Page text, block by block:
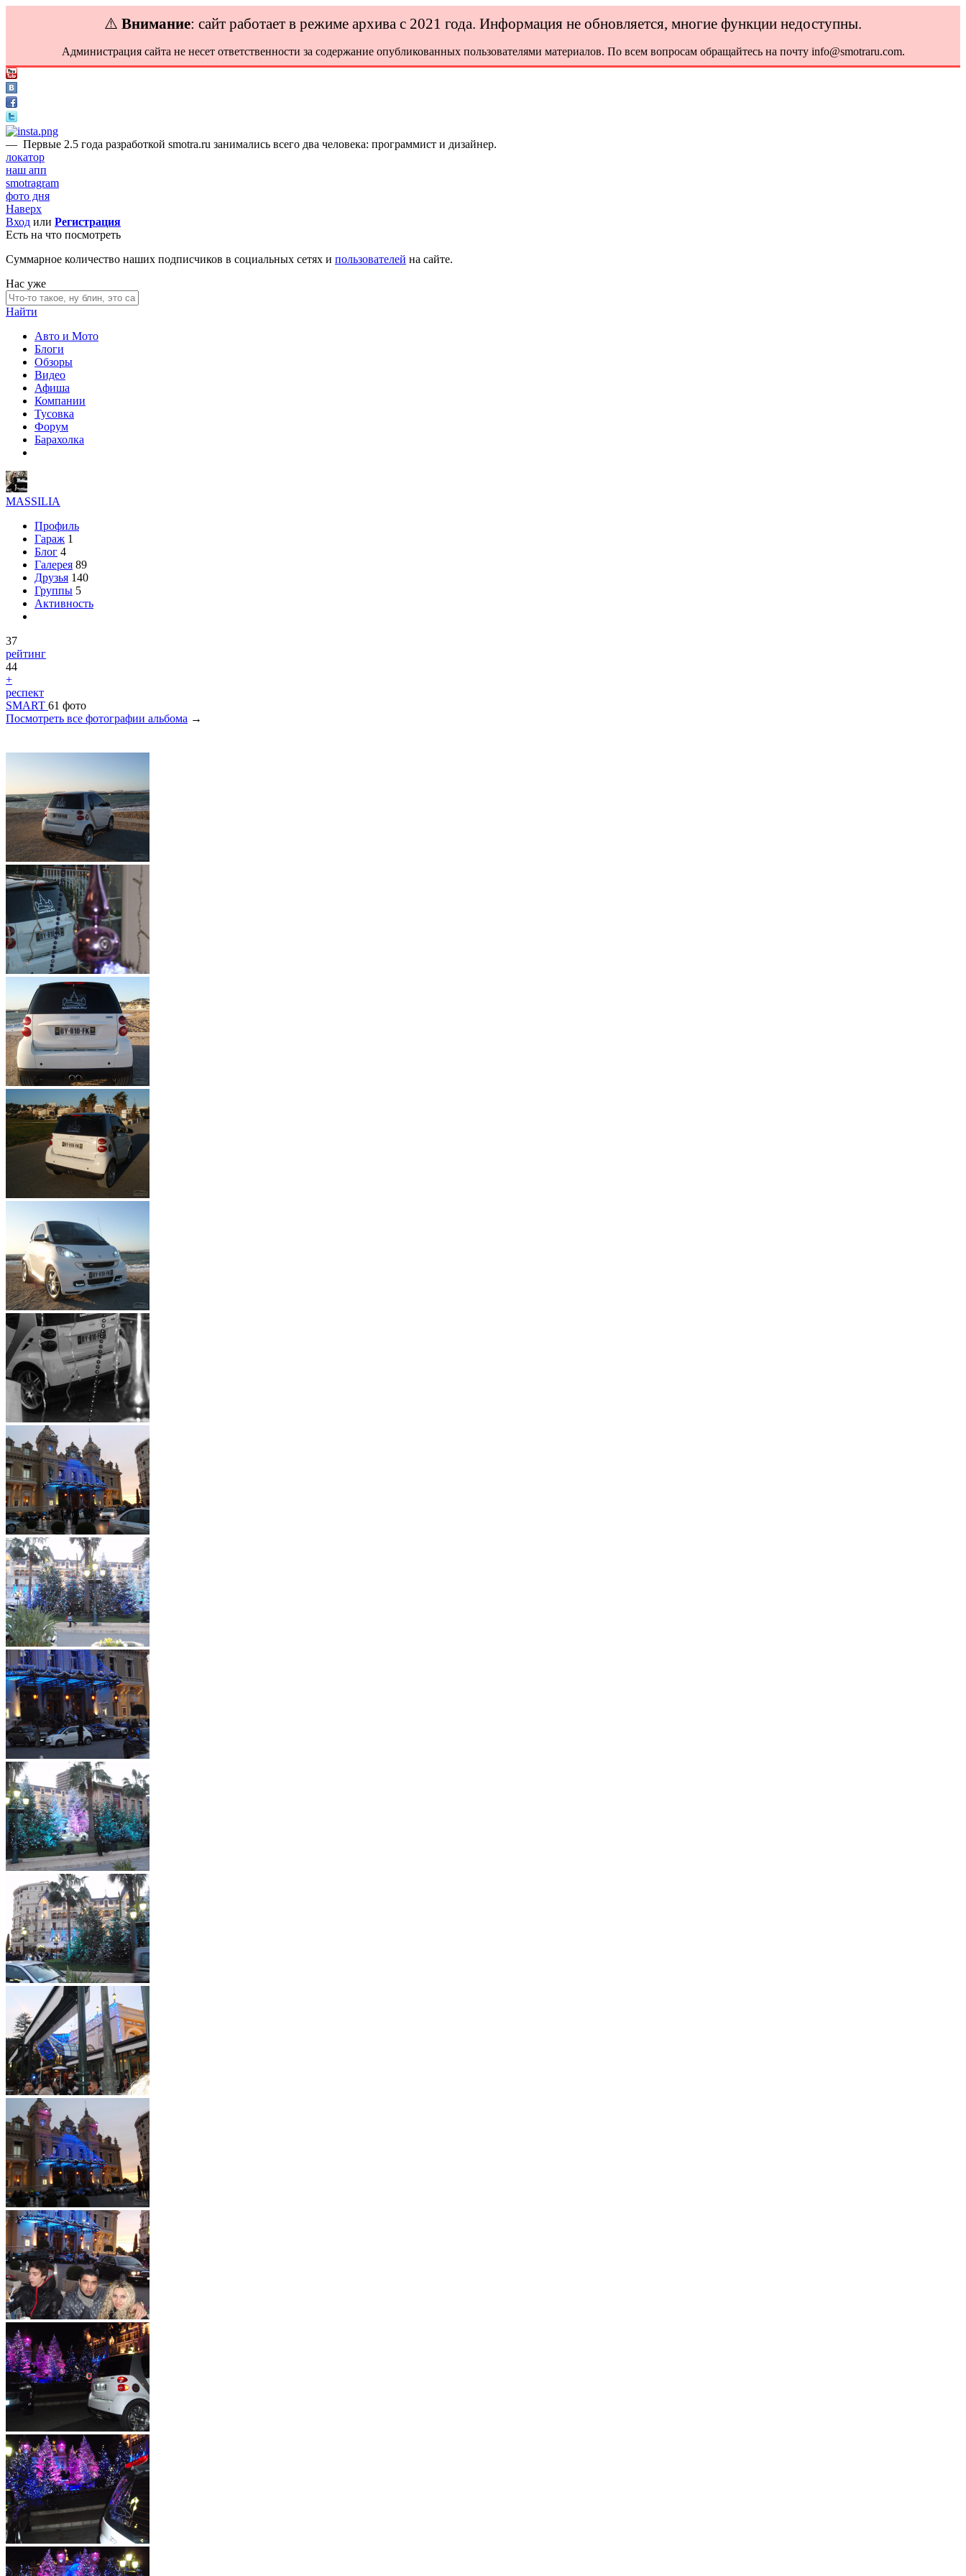
⚠️ Внимание: сайт работает в режиме архива с 2021 года. Информация не обновляется, многие функции недоступны.
Администрация сайта не несет ответственности за содержание опубликованных пользователями материалов. По всем вопросам обращайтесь на почту info@smotraru.com.
— Первые 2.5 года разработкой smotra.ru занимались всего два человека: программист и дизайнер.
локатор
наш апп
smotragram
фото дня
Наверх
Вход или Регистрация
Есть на что посмотреть
Суммарное количество наших подписчиков в социальных сетях и пользователей на сайте.
Нас уже
Найти
Авто и Мото
Блоги
Обзоры
Видео
Афиша
Компании
Тусовка
Форум
Барахолка
MASSILIA
Профиль
Гараж 1
Блог 4
Галерея 89
Друзья 140
Группы 5
Активность
37
рейтинг
44
+
респект
SMART 61 фото
Посмотреть все фотографии альбома →